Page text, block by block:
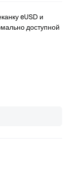
eUSD и
доступной